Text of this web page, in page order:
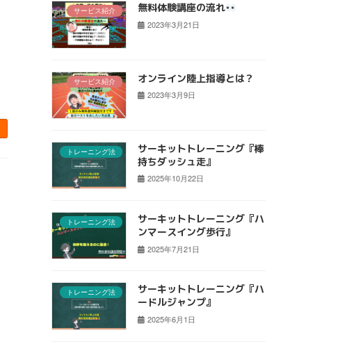
サービス紹介 無料体験講座の流れ
2023年3月21日
サービス紹介 オンライン陸上指導とは？
2023年3月9日
トレーニング法
サーキットトレーニング『棒
持ちダッシュ走』
2025年10月22日
トレーニング法
サーキットトレーニング『ハ
ンマースイング歩行』
2025年7月21日
トレーニング法
サーキットトレーニング『ハ
ードルジャンプ』
2025年6月1日